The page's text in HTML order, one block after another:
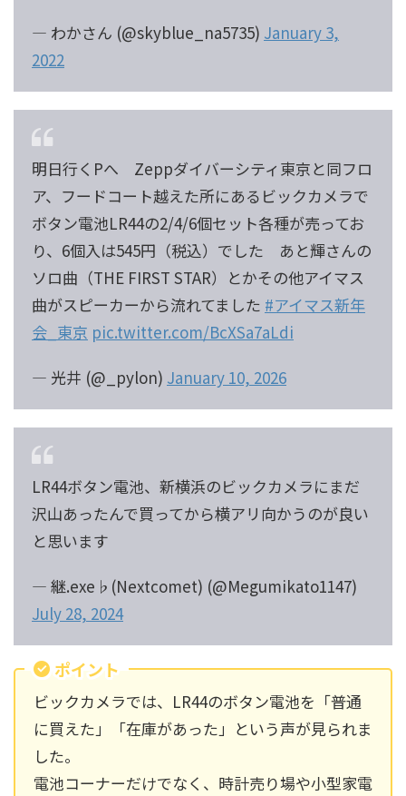
— わかさん (@skyblue_na5735) January 3,
2022
明日行くPへ Zeppダイバーシティ東京と同フロ
ア、フードコート越えた所にあるビックカメラで
ボタン電池LR44の2/4/6個セット各種が売ってお
り、6個入は545円（税込）でした あと輝さんの
ソロ曲（THE FIRST STAR）とかその他アイマス
曲がスピーカーから流れてました #アイマス新年
会_東京 pic.twitter.com/BcXSa7aLdi
— 光井 (@_pylon) January 10, 2026
LR44ボタン電池、新横浜のビックカメラにまだ
沢山あったんで買ってから横アリ向かうのが良い
と思います
— 継.exe♭(Nextcomet) (@Megumikato1147)
July 28, 2024
ポイント
ビックカメラでは、LR44のボタン電池を「普通
に買えた」「在庫があった」という声が見られま
した。
電池コーナーだけでなく、時計売り場や小型家電